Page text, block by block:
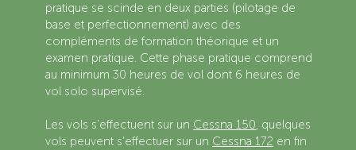
pratique se scinde en deux parties (pilotage de
base et perfectionnement) avec des
compléments de formation théorique et un
examen pratique. ​Cette phase pratique comprend
au minimum 30 heures de vol dont 6 heures de
vol solo supervisé.
Les vols s'effectuent sur un Cessna 150, quelques
vols peuvent s’effectuer sur un Cessna 172 en fin